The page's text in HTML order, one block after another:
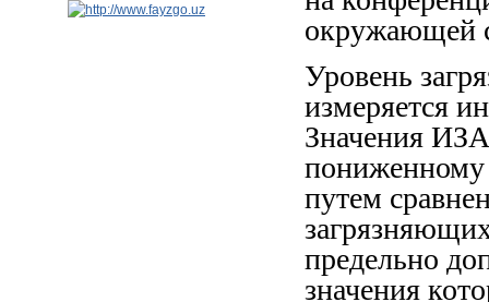
окружающей
Уровень
измеряется
Значения
пониженному
путем
предельно
значения